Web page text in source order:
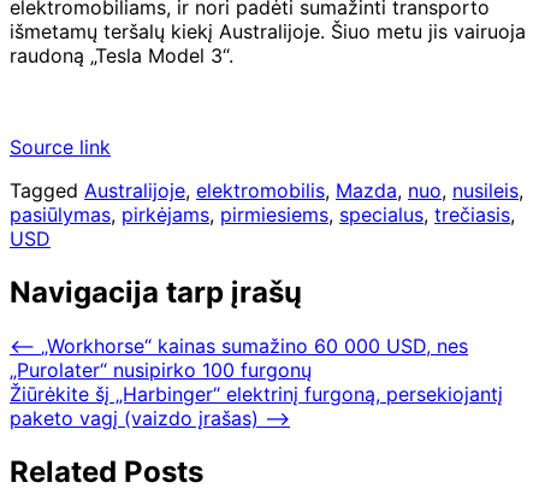
elektromobiliams, ir nori padėti sumažinti transporto
išmetamų teršalų kiekį Australijoje. Šiuo metu jis vairuoja
raudoną „Tesla Model 3“.
Source link
Tagged Australijoje, elektromobilis, Mazda, nuo, nusileis,
pasiūlymas, pirkėjams, pirmiesiems, specialus, trečiasis,
USD
Navigacija tarp įrašų
⟵ „Workhorse“ kainas sumažino 60 000 USD, nes
„Purolater“ nusipirko 100 furgonų
Žiūrėkite šį „Harbinger“ elektrinį furgoną, persekiojantį
paketo vagį (vaizdo įrašas) ⟶
Related Posts